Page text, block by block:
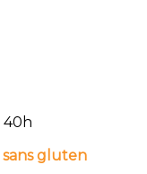
40h
sans gluten